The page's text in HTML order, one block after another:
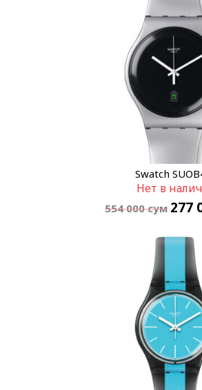
Swatch
Нет в
554 000сум 277